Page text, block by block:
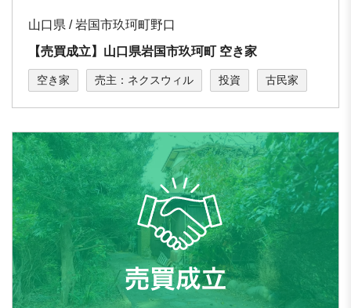
山口県 / 岩国市玖珂町野口
【売買成立】⼭⼝県岩国市玖珂町 空き家
空き家 売主：ネクスウィル 投資 古民家